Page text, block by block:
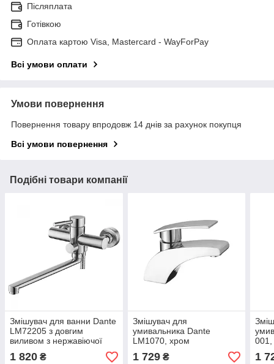
Післяплата
Готівкою
Оплата картою Visa, Mastercard - WayForPay
Всі умови оплати
Умови повернення
Повернення товару впродовж 14 днів за рахунок покупця
Всі умови повернення
Подібні товари компанії
Змішувач для ванни Dante
LM72205 з довгим
виливом з нержавіючої
сталі, хром
1 820 ₴
Змішувач для
умивальника Dante
LM1070, хром
1 729₴
001,
1